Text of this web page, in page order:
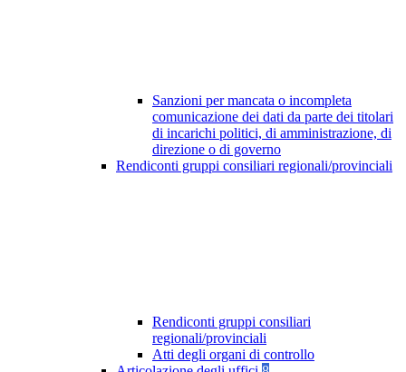
Sanzioni per mancata o incompleta
comunicazione dei dati da parte dei titolari
di incarichi politici, di amministrazione, di
direzione o di governo
Rendiconti gruppi consiliari regionali/provinciali
Rendiconti gruppi consiliari
regionali/provinciali
Atti degli organi di controllo